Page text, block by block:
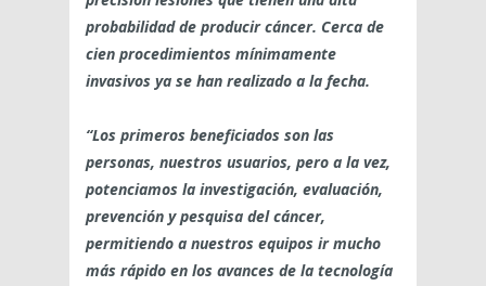
probabilidad de producir cáncer. Cerca de
cien procedimientos mínimamente
invasivos ya se han realizado a la fecha.
“Los primeros beneficiados son las
personas, nuestros usuarios, pero a la vez,
potenciamos la investigación, evaluación,
prevención y pesquisa del cáncer,
permitiendo a nuestros equipos ir mucho
más rápido en los avances de la tecnología